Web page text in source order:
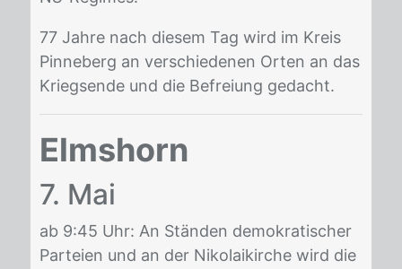
77 Jah­re nach die­sem Tag wird im Kreis
Pin­ne­berg an ver­schie­de­nen Or­ten an das
Kriegs­en­de und die Be­frei­ung ge­dacht.
Elmshorn
7. Mai
ab 9:45 Uhr: An Stän­den de­mo­kra­ti­scher
Par­tei­en und an der Ni­ko­lai­kir­che wird die